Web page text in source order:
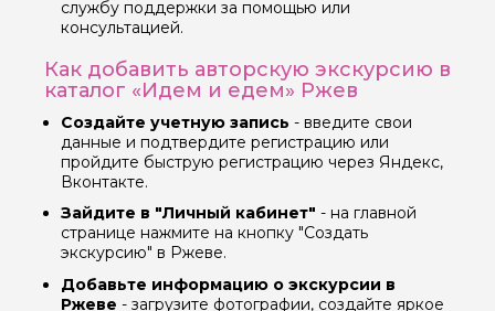
службу поддержки за помощью или
консультацией.
Как добавить авторскую экскурсию в
каталог «Идем и едем» Ржев
Создайте учетную запись - введите свои
данные и подтвердите регистрацию или
пройдите быструю регистрацию через Яндекс,
Вконтакте.
Зайдите в "Личный кабинет" - на главной
странице нажмите на кнопку "Создать
экскурсию" в Ржеве.
Добавьте информацию о экскурсии в
Ржеве - загрузите фотографии, создайте яркое
Ваш номер телефона
Если у вас есть интересующие вопросы, можете их
задать
Я даю своё согласие на обработку персональных